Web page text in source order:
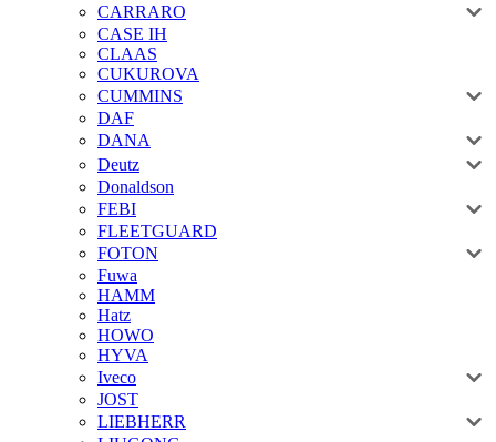
CARRARO
CASE IH
CLAAS
CUKUROVA
CUMMINS
DAF
DANA
Deutz
Donaldson
FEBI
FLEETGUARD
FOTON
Fuwa
HAMM
Hatz
HOWO
HYVA
Iveco
JOST
LIEBHERR